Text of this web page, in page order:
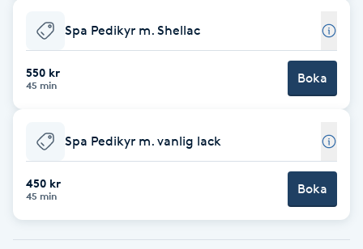
Blowout
Bottenfärg
Brynfärgning
Brynplockning
Spa Pedikyr m. Shellac
550 kr
45 min Boka
Spa Pedikyr m. vanlig lack
450 kr
45 min Boka